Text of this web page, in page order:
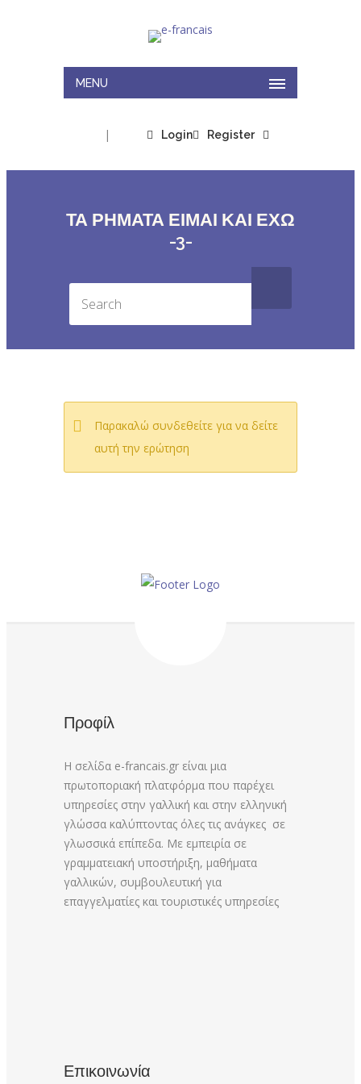
MENU
Login
| Register
ΤΑ ΡΗΜΑΤΑ ΕΙΜΑΙ ΚΑΙ ΕΧΩ
-3-
Παρακαλώ συνδεθείτε για να δείτε
αυτή την ερώτηση
Προφίλ
Η σελίδα e-francais.gr είναι μια
πρωτοποριακή πλατφόρμα που παρέχει
υπηρεσίες στην γαλλική και στην ελληνική
γλώσσα καλύπτοντας όλες τις ανάγκες σε
γλωσσικά επίπεδα. Με εμπειρία σε
γραμματειακή υποστήριξη, μαθήματα
γαλλικών, συμβουλευτική για
επαγγελματίες και τουριστικές υπηρεσίες
Επικοινωνία